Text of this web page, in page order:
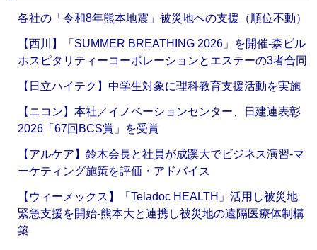
各社の「令和8年熊本地震」被災地への支援（順位不動）
【西川】「SUMMER BREATHING 2026」を開催‐森ビル
ホスピタリティーコーポレーションとエステーの3者合同
【日立ハイテク】中学生対象に理科教育支援活動を実施
【ニコン】本社／イノベーションセンター、日建連表彰
2026「67回BCS賞」を受賞
【アルケア】鈴木会長と社員が成蹊大でビジネス演習‐マ
ーケティング施策を評価・アドバイス
【ウィーメックス】「Teladoc HEALTH」活用し被災地
緊急支援を開始‐熊本大と連携し被災地の遠隔医療体制構
築